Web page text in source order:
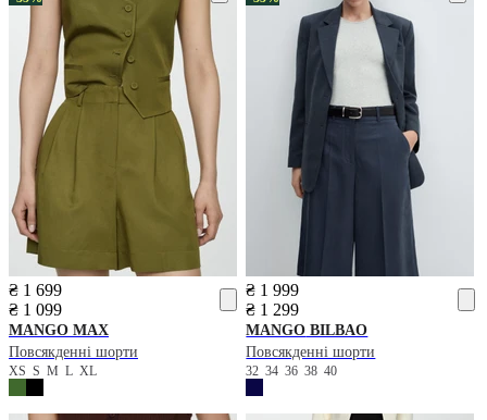
₴ 1 699
₴ 1 099
MANGO MAX
Повсякденні шорти
XS S M L XL
₴ 1 999
₴ 1 299
MANGO BILBAO
Повсякденні шорти
3234363840